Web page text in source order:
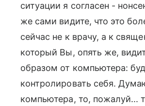
ситуации я согласен -
же сами видите, что это
сейчас не к врачу, а к
который Вы, опять же,
образом от компьютера:
контролировать себя.
компьютера, то, пожалуй...